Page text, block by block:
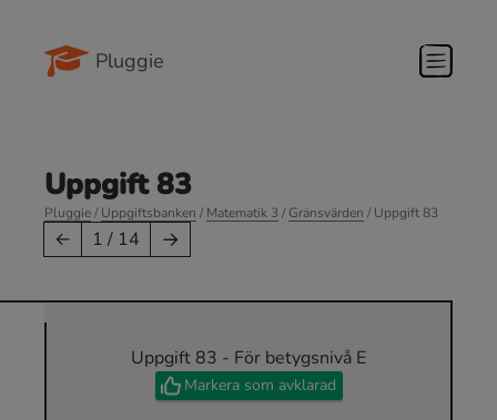
Pluggie
Uppgift 83
Pluggie/Uppgiftsbanken /Matematik 3 /Gränsvärden / Uppgift 83
← 1 / 14 →
Uppgift 83 - För betygsnivå E
Markera som avklarad